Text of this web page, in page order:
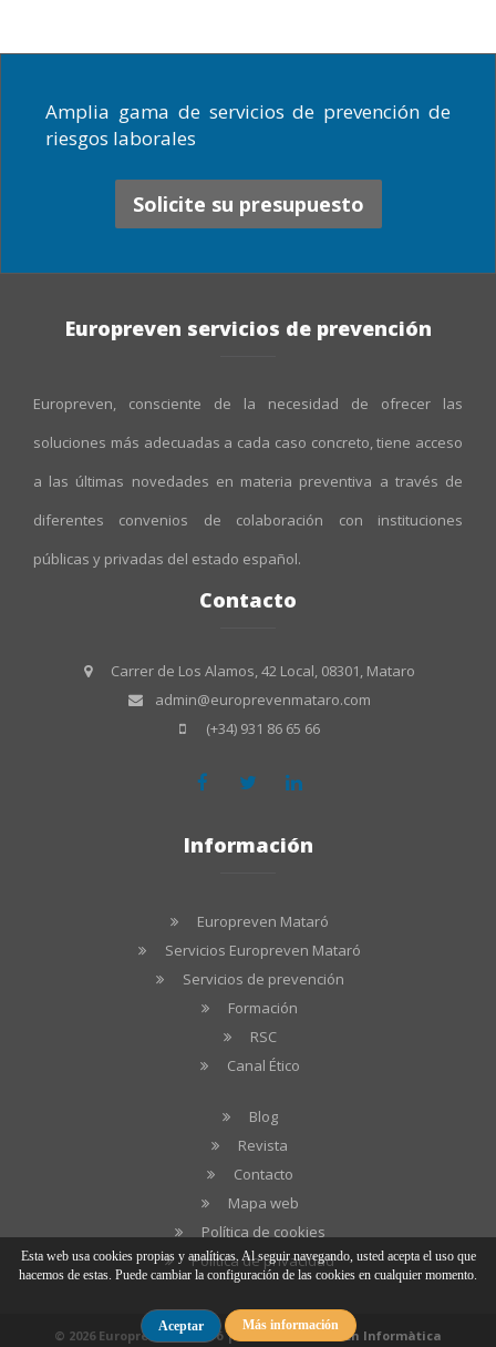
Esta web usa cookies propias y analíticas. Al seguir navegando, usted acepta el uso que
hacemos de estas. Puede cambiar la configuración de las cookies en cualquier momento.
Aceptar Más información
Amplia gama de servicios de prevención de
riesgos laborales
Solicite su presupuesto
Europreven servicios de prevención
Europreven, consciente de la necesidad de ofrecer las
soluciones más adecuadas a cada caso concreto, tiene acceso
a las últimas novedades en materia preventiva a través de
diferentes convenios de colaboración con instituciones
públicas y privadas del estado español.
Contacto
Carrer de Los Alamos, 42 Local, 08301, Mataro
admin@europrevenmataro.com
(+34) 931 86 65 66
Información
Europreven Mataró
Servicios Europreven Mataró
Servicios de prevención
Formación
RSC
Canal Ético
Blog
Revista
Contacto
Mapa web
Política de cookies
Política de privacidad
© 2026 Europreven Mataró | Diseño web: Hitech Informàtica